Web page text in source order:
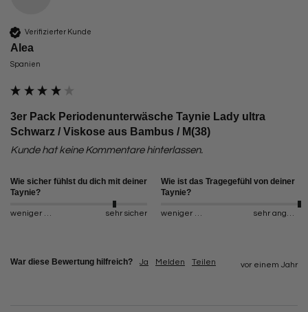
Verifizierter Kunde
Alea
Spanien
3er Pack Periodenunterwäsche Taynie Lady ultra
Schwarz / Viskose aus Bambus / M(38)
Kunde hat keine Kommentare hinterlassen.
Wie sicher fühlst du dich mit deiner
Taynie?
weniger sicher sehr sicher
Wie ist das Tragegefühl von deiner
Taynie?
weniger angenehm sehr angenehm
War diese Bewertung hilfreich? Ja Melden Teilen vor einem Jahr